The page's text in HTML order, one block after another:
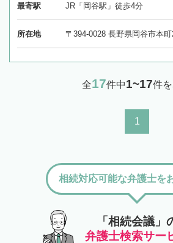
最寄駅 JR「岡谷駅」徒歩4分
所在地 〒394-0028 長野県岡谷市本町
全17件中1~17件
1
「相続会議」
弁護士検索サー
相続対応可能な弁護士を